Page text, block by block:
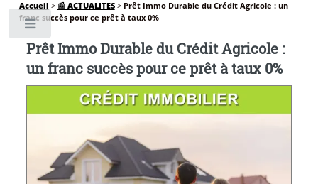
Accueil > 📰 ACTUALITES> Prêt Immo Durable du Crédit Agricole : un
franc succès pour ce prêt à taux 0%
Prêt Immo Durable du Crédit Agricole :
un franc succès pour ce prêt à taux 0%
Toggle